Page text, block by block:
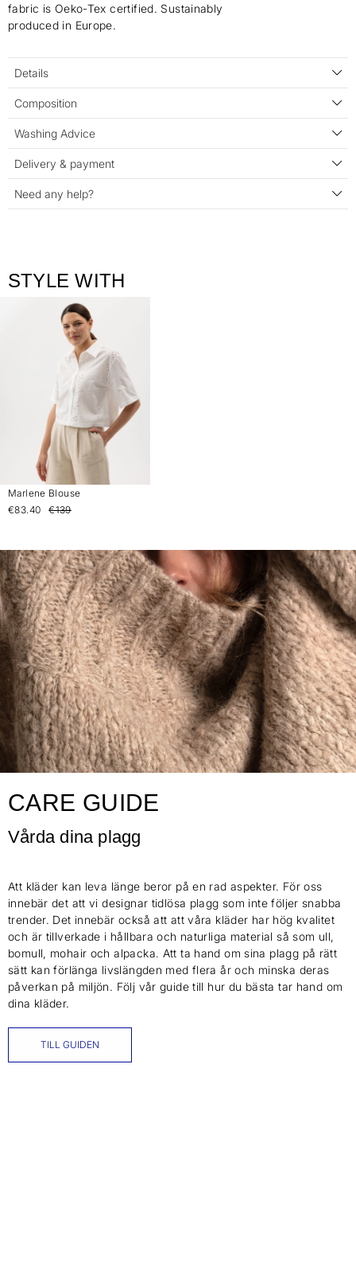
fabric is Oeko-Tex certified. Sustainably
produced in Europe.
Details
Composition
Washing Advice
Delivery & payment
Need any help?
STYLE WITH
Marlene Blouse
€83.40
€139
CARE GUIDE
Vårda dina plagg
Att kläder kan leva länge beror på en rad aspekter. För oss
innebär det att vi designar tidlösa plagg som inte följer snabba
trender. Det innebär också att att våra kläder har hög kvalitet
och är tillverkade i hållbara och naturliga material så som ull,
bomull, mohair och alpacka. Att ta hand om sina plagg på rätt
sätt kan förlänga livslängden med flera år och minska deras
påverkan på miljön. Följ vår guide till hur du bästa tar hand om
dina kläder.
TILL GUIDEN